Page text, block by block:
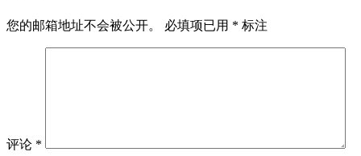
您的邮箱地址不会被公开。 必填项已用 * 标注
评论 *